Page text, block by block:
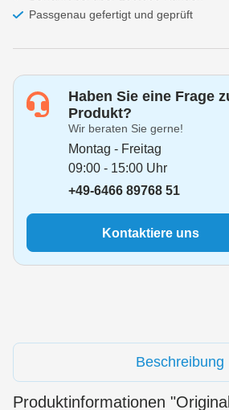
Passgenau gefertigt und geprüft
Haben Sie eine Frage
Produkt?
Wir beraten Sie gerne!
Montag - Freitag
09:00 - 15:00 Uhr
+49-6466 89768 51
Kontaktiere uns
Beschreibung
Produktinformationen